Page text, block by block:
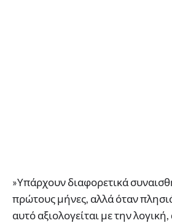
»Υπάρχουν διαφορετικά
πρώτους μήνες, αλλά όταν
αυτό αξιολογείται με την